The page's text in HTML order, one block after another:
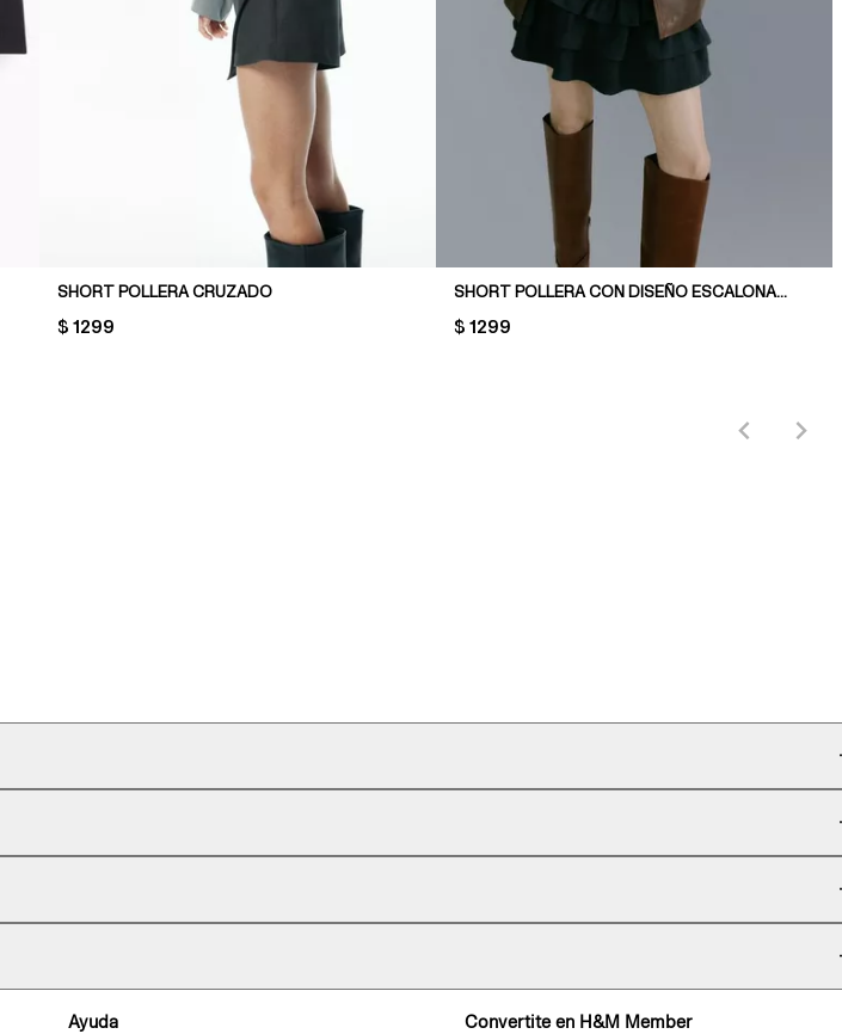
SHORT POLLERA CRUZADO
PRICE:
$ 1299
SHORT POLLERA CON DISEÑO ESCALONADO
PRICE:
$ 1299
Ayuda Convertite en H&M Member